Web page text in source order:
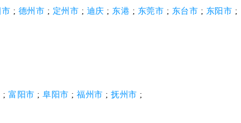
市 ; 德州市 ; 定州市 ; 迪庆 ; 东港 ; 东莞市 ; 东台市 ; 东阳市 ;
; 富阳市 ; 阜阳市 ; 福州市 ; 抚州市 ;